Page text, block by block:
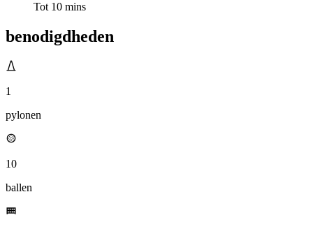
Tot 10 mins
benodigdheden
1
pylonen
10
ballen